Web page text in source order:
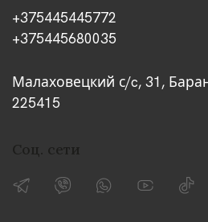
+375445445772
+375445680035
Малаховецкий с/c, 31,
225415
Соц. сети